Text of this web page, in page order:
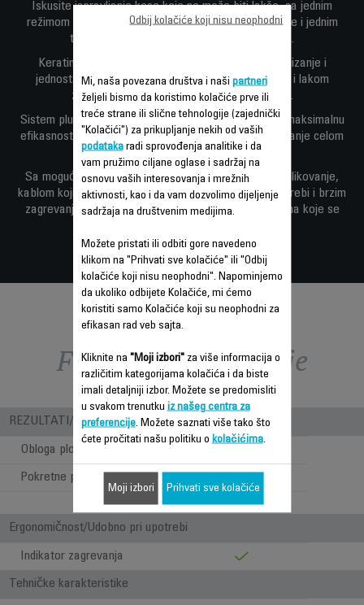
Iskusite ispravljanje kose koje ne može biti lakše, sa jednim
režimom temperature od 200 °C za brze performanse i jednim
tasterom za kontrolu za rezultate bez muke.
Keratin & Tourmaline obloga obezbeđuje glatko klizanje i
jednostavno ispravljanje, čineći vašu kosu glatkom i lakom
za oblikovanje, sa dodatkom blistavog sjaja.
Sistem plutajućih ploča stvara optimalan pritisak za maksimalnu
efikasnost, sa uskim pločama za jednostavno oblikovanje celom
dužinom kose.
Sa mogućnošću zaključavanja za bezbedno i lako oblikovanje,
kablom koji rotira 360°za dodatnu praktičnost pri upotrebi i brzim
zagrevanjem, Easyliss presa za kosu daje rezultate na koje se
Funkcije – poređenje
REZULTATI/ UPOTREBA
Obloga ploča
Pokretne ploče
25 x 90 mm
Ergonomičnost/Udobno pri upotrebi
Indikator zagrevanja
Tehničke karakteristike
Mi, naša povezana društva i naši partneri
željeli bismo da koristimo kolačiće prve ili
treće strane ili slične tehnologije (zajednički
"Kolačići") za prikupljanje nekih od vaših
podatakaradi sprovođenja analitike i da
vam pružimo ciljane oglase i sadržaj na
osnovu vaših interesovanja i mrežnih
aktivnosti, kao i da vam dozvolimo dijeljenje
sadržaja na društvenim medijima.
Možete pristati ili odbiti gore navedeno
klikom na "Prihvati sve kolačiće" ili "Odbij
kolačiće koji nisu neophodni". Napominjemo
da ukoliko odbijete Kolačiće, mi ćemo
koristiti samo Kolačiće koji su neophodni za
efikasan rad veb sajta.
Kliknite na "Moji izbori"za više informacija o
različitim kategorijama kolačića i da biste
imali detaljniji izbor. Možete se predomisliti
u svakom trenutku iz našeg centra za
preferencije. Možete saznati više tako što
ćete pročitati našu politiku o kolačićima.
Odbij kolačiće koji nisu neophodni
Moji izbori Prihvati sve kolačiće